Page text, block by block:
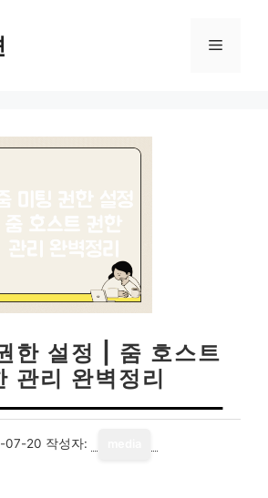
메
한 설정 | 줌 호스트
관리 완벽정리
07-20 작성자: